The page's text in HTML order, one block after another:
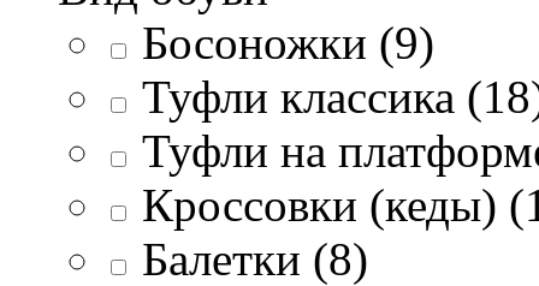
Босоножки (9)
Туфли классика
Туфли на
Кроссовки (кеды)
Балетки (8)